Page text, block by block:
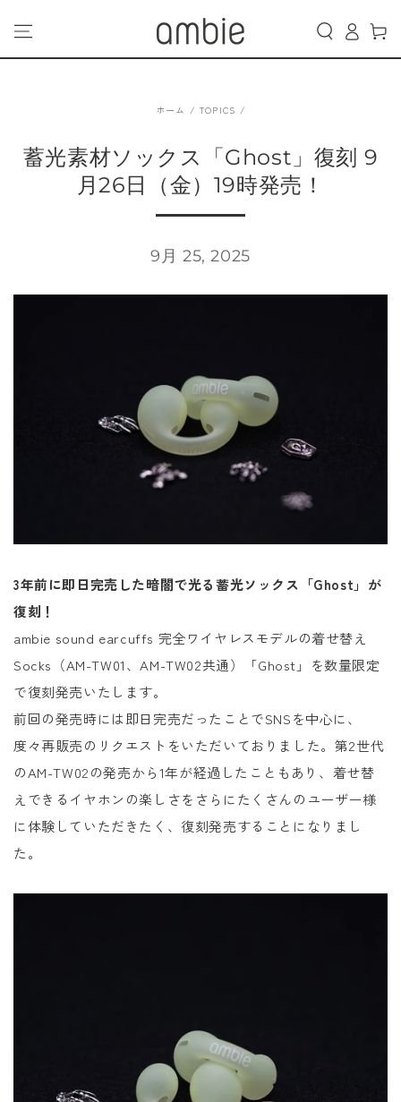
プする
イ
ー
ト
ホーム / TOPICS /
蓄光素材ソックス「Ghost」復刻 9
月26日（金）19時発売！
9月 25, 2025
3年前に即日完売した暗闇で光る蓄光ソックス「Ghost」が
復刻！
ambie sound earcuffs 完全ワイヤレスモデルの着せ替え
Socks（AM-TW01、AM-TW02共通）「Ghost」を数量限定
で復刻発売いたします。
前回の発売時には即日完売だったことでSNSを中心に、
度々再販売のリクエストをいただいておりました。第2世代
のAM-TW02の発売から1年が経過したこともあり、着せ替
えできるイヤホンの楽しさをさらにたくさんのユーザー様
に体験していただきたく、復刻発売することになりまし
た。